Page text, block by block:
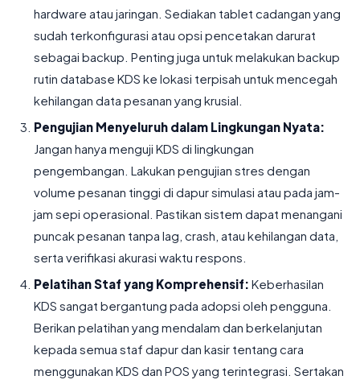
hardware atau jaringan. Sediakan tablet cadangan yang
sudah terkonfigurasi atau opsi pencetakan darurat
sebagai backup. Penting juga untuk melakukan backup
rutin database KDS ke lokasi terpisah untuk mencegah
kehilangan data pesanan yang krusial.
Pengujian Menyeluruh dalam Lingkungan Nyata:
Jangan hanya menguji KDS di lingkungan
pengembangan. Lakukan pengujian stres dengan
volume pesanan tinggi di dapur simulasi atau pada jam-
jam sepi operasional. Pastikan sistem dapat menangani
puncak pesanan tanpa lag, crash, atau kehilangan data,
serta verifikasi akurasi waktu respons.
Pelatihan Staf yang Komprehensif: Keberhasilan
KDS sangat bergantung pada adopsi oleh pengguna.
Berikan pelatihan yang mendalam dan berkelanjutan
kepada semua staf dapur dan kasir tentang cara
menggunakan KDS dan POS yang terintegrasi. Sertakan